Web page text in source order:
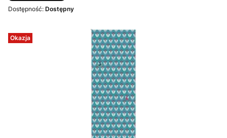
Dostępność: Dostępny
Okazja